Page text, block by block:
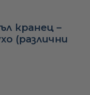
кранец –
(различни